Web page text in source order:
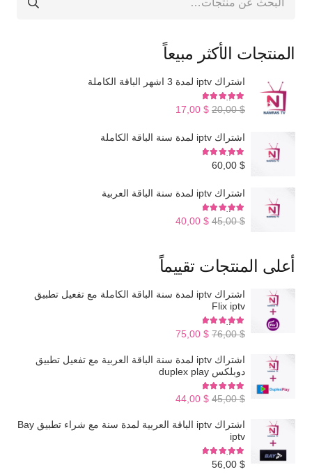
المنتجات الأكثر مبيعاً
اشتراك iptv لمدة 3 اشهر الباقة الكاملة
تم التقييم 5.00من 5
$
20,00
السعر
هو:
$
هو:
اشتراك iptv لمدة سنة الباقة الكاملة
تم التقييم
$
اشتراك iptv لمدة سنة الباقة العربية
تم التقييم 4.98 من 5
$
45,00
السعر
$ 45,00.
$
السعر
هو:
$ 40,00.
أعلى المنتجات تقييماً
اشتراك iptv لمدة سنة الباقة الكاملة مع تفعيل تطبيق
Flix iptv
تم التقييم 5.00من 5
$
76,00
السعر
هو:
$ 76,00.
$
السعر
هو:
اشتراك iptv لمدة سنة الباقة العربية مع تفعيل تطبيق
دوبلكس duplex play
تم التقييم 5.00 من 5
$
45,00
السعر
$ 45,00.
$
السعر
اشتراك iptv الباقة العربية لمدة سنة مع شراء تطبيق Bay
iptv
تم التقييم
$